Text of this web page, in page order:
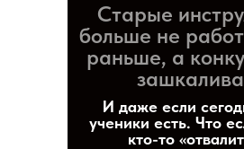
И даже если
ученики есть. Что
кто-то
Старые
больше не
раньше, а